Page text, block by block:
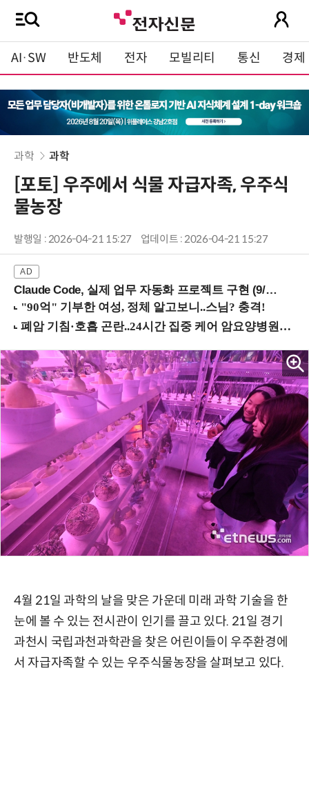
AI·SW 반도체 전자 모빌리티 통신 경제
과학 과학
[포토] 우주에서 식물 자급자족, 우주식
물농장
발행일 : 2026-04-21 15:27 업데이트 : 2026-04-21 15:27
Claude Code, 실제 업무 자동화 프로젝트 구현 (9/16 ~17 강남역)
4월 21일 과학의 날을 맞은 가운데 미래 과학 기술을 한
눈에 볼 수 있는 전시관이 인기를 끌고 있다. 21일 경기
과천시 국립과천과학관을 찾은 어린이들이 우주환경에
서 자급자족할 수 있는 우주식물농장을 살펴보고 있다.